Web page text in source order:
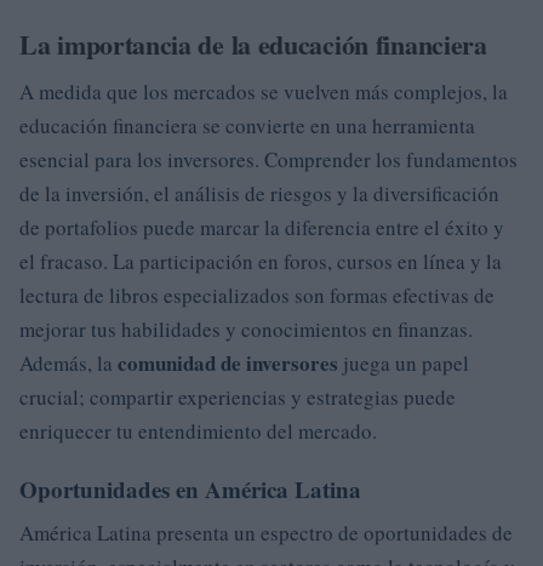
La importancia de la educación financiera
A medida que los mercados se vuelven más complejos, la
educación financiera se convierte en una herramienta
esencial para los inversores. Comprender los fundamentos
de la inversión, el análisis de riesgos y la diversificación
de portafolios puede marcar la diferencia entre el éxito y
el fracaso. La participación en foros, cursos en línea y la
lectura de libros especializados son formas efectivas de
mejorar tus habilidades y conocimientos en finanzas.
Además, la comunidad de inversores juega un papel
crucial; compartir experiencias y estrategias puede
enriquecer tu entendimiento del mercado.
Oportunidades en América Latina
América Latina presenta un espectro de oportunidades de